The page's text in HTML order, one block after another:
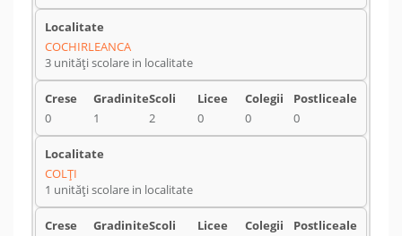
COCHIRLEANCA
3 unități scolare in localitate
0 1 2 0 0 0
COLŢI
1 unități scolare in localitate